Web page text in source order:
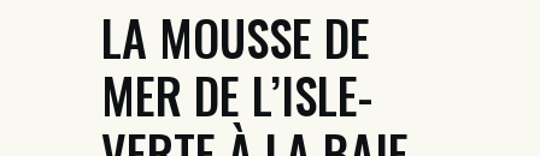
LA MOUSSE DE
MER DE L’ISLE-